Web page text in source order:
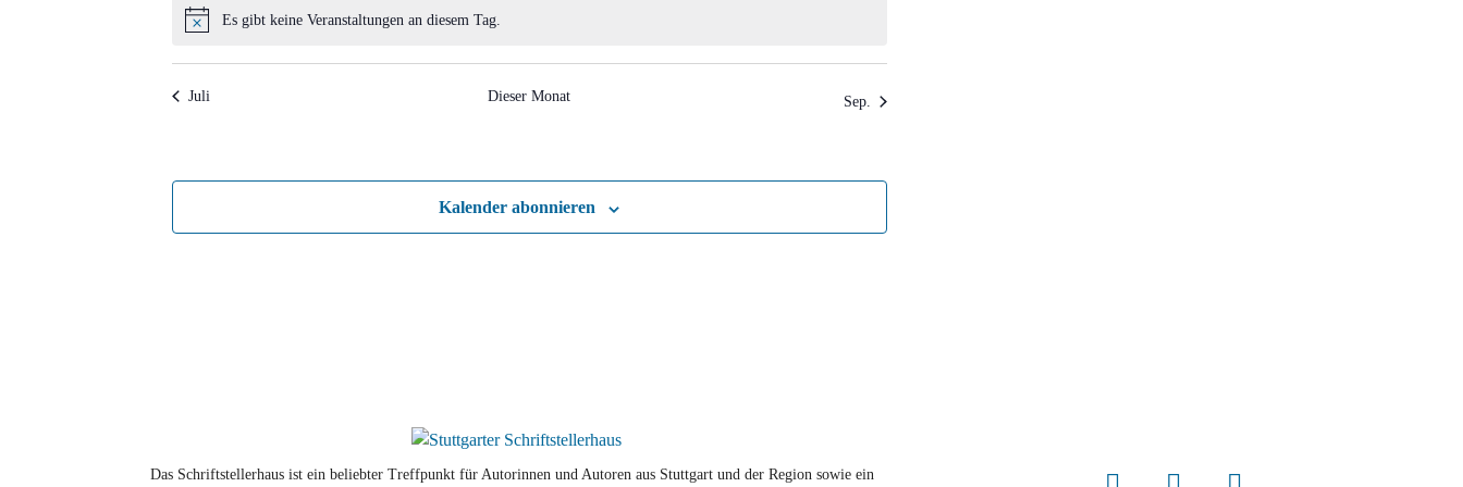
Hinweis
Es gibt keine Veranstaltungen an diesem Tag.
Juli Dieser Monat Sep.
Kalender abonnieren
Das Schriftstellerhaus ist ein beliebter Treffpunkt für Autorinnen und Autoren aus Stuttgart und der Region sowie ein